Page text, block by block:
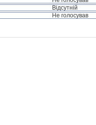
Відсутній
Не голосував